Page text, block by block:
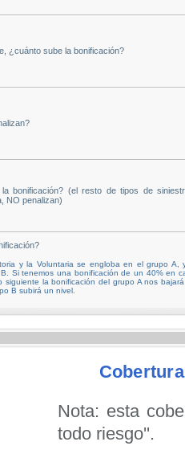
¿cuánto sube la bonificación?
bonificación? (el resto de tipos de
NO penalizan)
y la Voluntaria se engloba en el grupo A,
Si tenemos una bonificación de un 40% en
la bonificación del grupo A nos
B subirá un nivel.
Nota: esta
todo riesgo''.